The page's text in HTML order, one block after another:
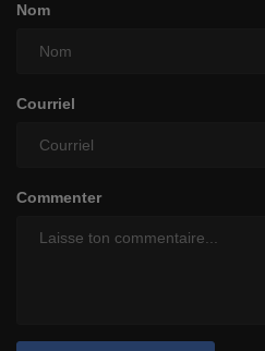
Nom
Courriel
Commenter